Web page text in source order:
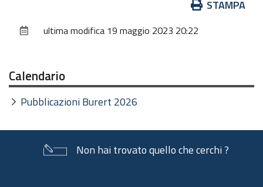
documento
STAMPA
ultima modifica 19 maggio 2023 20:22
Calendario
Pubblicazioni Burert 2026
Non hai trovato quello che cerchi ?